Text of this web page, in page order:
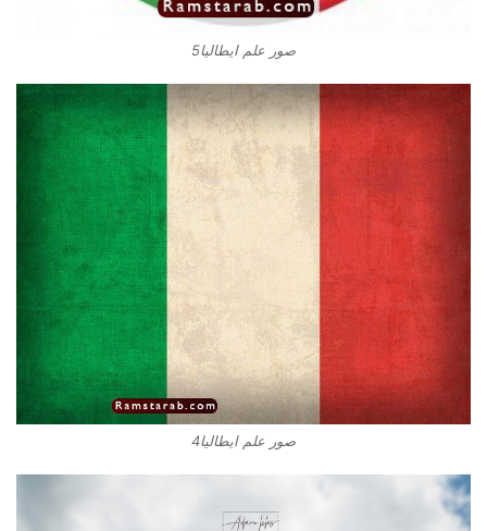
صور علم ايطاليا5
صور علم ايطاليا4